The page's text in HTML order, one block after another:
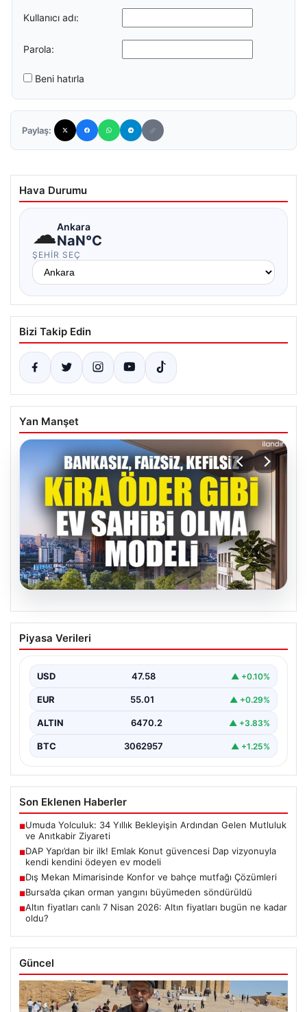
Kullanıcı adı:
Parola:
Beni hatırla
Paylaş:
Hava Durumu
☁Ankara
NaN°C
ŞEHIR SEÇ
Bizi Takip Edin
Yan Manşet
05.08.2026
DAP Yapı’dan bir ilk! Emlak Konut
güvencesi Dap vizyonuyla kendi
Piyasa Verileri
USD 47.58 ▲ +0.10%
EUR 55.01 ▲ +0.29%
ALTIN 6470.2 ▲ +3.83%
BTC 3062957 ▲ +1.25%
Son Eklenen Haberler
■Umuda Yolculuk: 34 Yıllık Bekleyişin Ardından Gelen Mutluluk
ve Anıtkabir Ziyareti
■DAP Yapı’dan bir ilk! Emlak Konut güvencesi Dap vizyonuyla
kendi kendini ödeyen ev modeli
■Dış Mekan Mimarisinde Konfor ve bahçe mutfağı Çözümleri
■Bursa’da çıkan orman yangını büyümeden söndürüldü
■Altın fiyatları canlı 7 Nisan 2026: Altın fiyatları bugün ne kadar
oldu?
Güncel